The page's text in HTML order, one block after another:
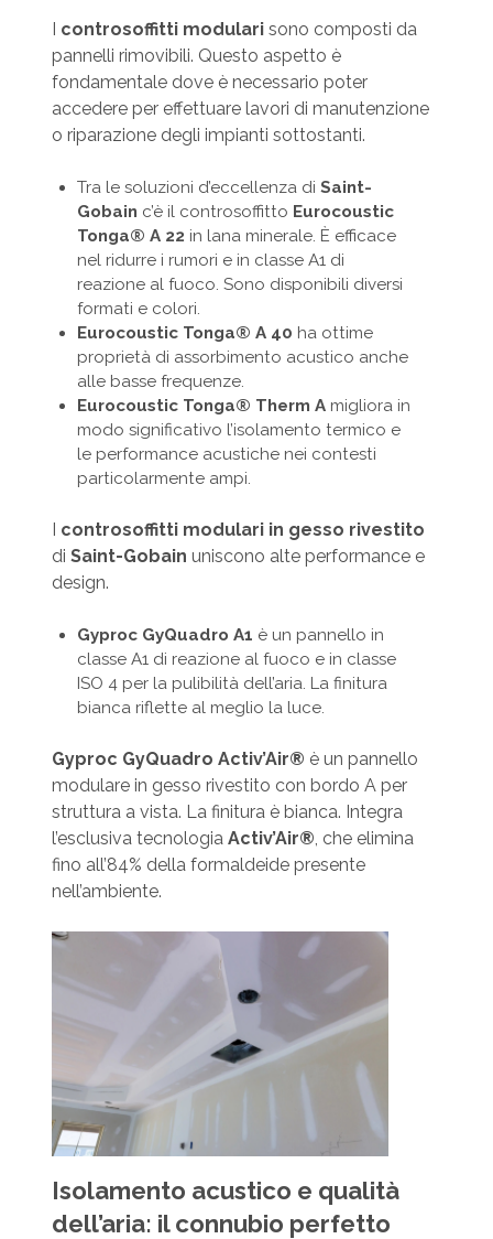
I controsoffitti modularisono composti da
pannelli rimovibili. Questo aspetto è
fondamentale dove è necessario poter
accedere per effettuare lavori di manutenzione
o riparazione degli impianti sottostanti.
Tra le soluzioni d’eccellenza di Saint-
Gobain c’è il controsoffitto Eurocoustic
Tonga® A 22 in lana minerale. È efficace
nel ridurre i rumori e in classe A1 di
reazione al fuoco. Sono disponibili diversi
formati e colori.
Eurocoustic Tonga® A 40 ha ottime
proprietà di assorbimento acustico anche
alle basse frequenze.
Eurocoustic Tonga® Therm A migliora in
modo significativo l’isolamento termico e
le performance acustiche nei contesti
particolarmente ampi.
I controsoffitti modulari in gesso rivestito
di Saint-Gobain uniscono alte performance e
design.
Gyproc GyQuadro A1 è un pannello in
classe A1 di reazione al fuoco e in classe
ISO 4 per la pulibilità dell’aria. La finitura
bianca riflette al meglio la luce.
Gyproc GyQuadro Activ’Air® è un pannello
modulare in gesso rivestito con bordo A per
struttura a vista. La finitura è bianca. Integra
l’esclusiva tecnologia Activ’Air® , che elimina
fino all’84% della formaldeide presente
nell’ambiente.
Isolamento acustico e qualità
dell’aria: il connubio perfetto